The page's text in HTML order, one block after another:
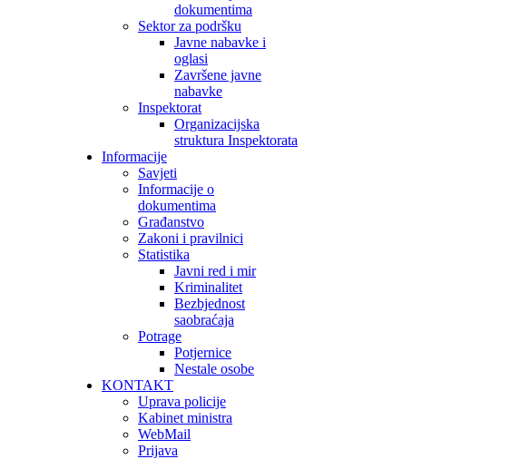
dokumentima
Sektor za podršku
Javne nabavke i
oglasi
Završene javne
nabavke
Inspektorat
Organizacijska
struktura Inspektorata
Informacije
Savjeti
Informacije o
dokumentima
Građanstvo
Zakoni i pravilnici
Statistika
Javni red i mir
Kriminalitet
Bezbjednost
saobraćaja
Potrage
Potjernice
Nestale osobe
KONTAKT
Uprava policije
Kabinet ministra
WebMail
Prijava